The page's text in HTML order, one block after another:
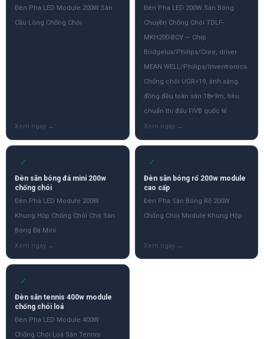
Đèn Pha LED Module 200W Sân
Cầu Lông Chống Chói
Đèn Pha LED 200W Sân Bóng
Chuyền Chống Chói TDLF-
MKH200-BCV — Chip
Bridgelux/Philips/Cree, driver
MEAN WELL/Philips/Inventronics.
Chống chói UGR<19, ánh sáng
đồng đều toàn sân 18×9m, tiêu
chuẩn thi đấu FIVB quốc tế
✓
Đèn sân bóng đá mini 200w
chống chói
Đèn Pha LED Module 200W
Khung Hộp Chống Chói Cho Sân
Bóng Đá Mini
✓
Đèn sân bóng rổ 200w module
cao cấp
Đèn Pha Sân Bóng Rổ 200W
Chống Chói Module Khung Hộp
✓
Đèn sân tennis 400w module
chống chói loá
Đèn Pha LED Module 400W
Chống Chói Loá Sân Tennis